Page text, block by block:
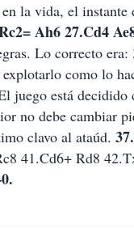
la vida, el
Ah6 27.Cd4
Lo correcto
como lo
juego está decidido
no debe cambiar
clavo al ataúd.
41.Cd6+ Rd8